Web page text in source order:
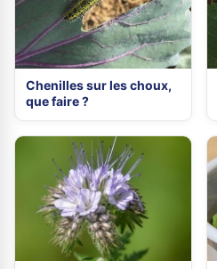
Chenilles sur les choux,
que faire ?